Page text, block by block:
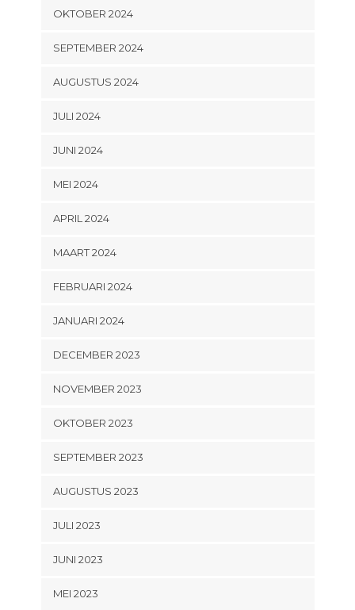
OKTOBER 2024
SEPTEMBER 2024
AUGUSTUS 2024
JULI 2024
JUNI 2024
MEI 2024
APRIL 2024
MAART 2024
FEBRUARI 2024
JANUARI 2024
DECEMBER 2023
NOVEMBER 2023
OKTOBER 2023
SEPTEMBER 2023
AUGUSTUS 2023
JULI 2023
JUNI 2023
MEI 2023